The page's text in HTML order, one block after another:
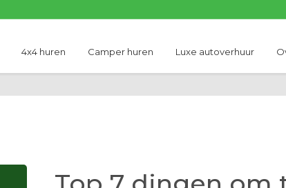
4x4 huren Camper huren Luxe autoverhuur